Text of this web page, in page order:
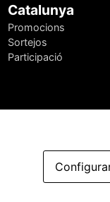
Catalunya
Promocions
Sortejos
Participació